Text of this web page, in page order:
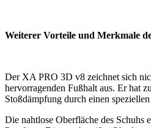
Weiterer Vorteile und Merkmale
Der XA PRO 3D v8 zeichnet sich
hervorragenden Fußhalt aus. Er hat
Stoßdämpfung durch einen
Die nahtlose Oberfläche des Schuhs